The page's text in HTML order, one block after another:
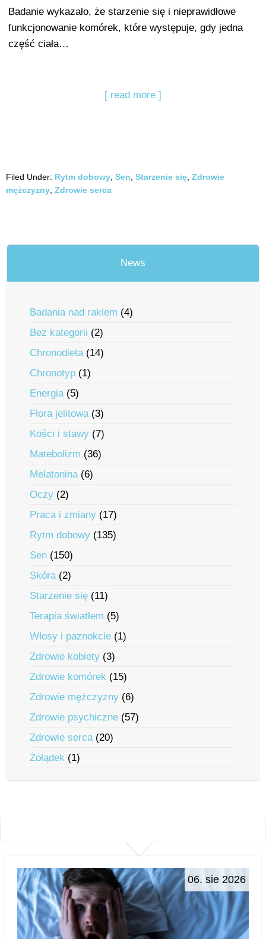
Badanie wykazało, że starzenie się i nieprawidłowe
funkcjonowanie komórek, które występuje, gdy jedna
część ciała…
[ read more ]
Filed Under: Rytm dobowy Sen Starzenie się Zdrowie
mężczyzny Zdrowie serca
News
Badania nad rakiem (4)
Bez kategorii (2)
Chronodieta(14)
Chronotyp (1)
Energia(5)
Flora jelitowa(3)
Kości i stawy (7)
Matebolizm (36)
Melatonina(6)
Oczy (2)
Praca i zmiany (17)
Rytm dobowy (135)
Sen (150)
Skóra(2)
Starzenie się (11)
Terapia światłem (5)
Włosy i paznokcie (1)
Zdrowie kobiety (3)
Zdrowie komórek (15)
Zdrowie mężczyzny (6)
Zdrowie psychiczne (57)
Zdrowie serca(20)
Żołądek (1)
06. sie 2026